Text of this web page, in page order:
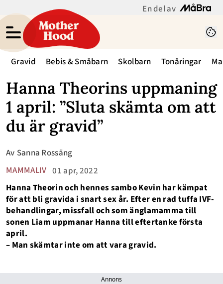
En del av
Gravid Bebis & Småbarn Skolbarn Tonåringar
Hanna Theorins uppmaning
1 april: ”Sluta skämta om att
du är gravid”
MAMMALIV 01 apr, 2022
Av Sanna Rossäng
Hanna Theorin och hennes sambo Kevin har kämpat
för att bli gravida i snart sex år. Efter en rad tuffa IVF-
behandlingar, missfall och som änglamamma till
sonen Liam uppmanar Hanna till eftertanke första
april.
– Man skämtar inte om att vara gravid.
Annons